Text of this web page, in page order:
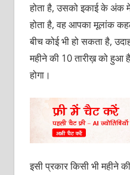
होता है, उसको इकाई के अंक
होता है, वह आपका मूलांक
बीच कोई भी हो सकता है,
महीने की 10 तारीख़ को हुआ
होगा।
इसी प्रकार किसी भी महीने